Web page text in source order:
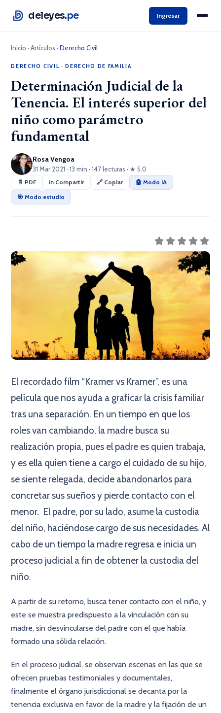
deleyes.pe Ingresar
Inicio ·Artículos ·Derecho Civil
DERECHO CIVIL ·DERECHO DE FAMILIA
Determinación Judicial de la
Tenencia. El interés superior del
niño como parámetro
fundamental
Rosa Vengoa
31 Mar 2021 · 13 min · 147 lecturas · ★ 5.0
📄 PDF in Compartir 🔗 Copiar
🤖 Modo IA
🎯 Modo estudio
El recordado film “Kramer vs Kramer”, es una
película que nos ayuda a graficar la crisis familiar
tras una separación. En un tiempo en que los
roles van cambiando, la madre busca su
realización propia, pues el padre es quien trabaja,
y es ella quien tiene a cargo el cuidado de su hijo,
se siente relegada, decide abandonarlos para
concretar sus sueños y pierde contacto con el
menor. El padre, por su lado, asume la custodia
del niño, haciéndose cargo de sus necesidades. Al
cabo de un tiempo la madre regresa e inicia un
proceso judicial a fin de obtener la custodia del
niño.
A partir de su retorno, busca tener contacto con el niño, y
este se muestra predispuesto a la vinculación con su
madre, sin desvincularse del padre con el que había
formado una sólida relación.
En el proceso judicial, se observan escenas en las que se
ofrecen pruebas testimoniales y documentales,
finalmente el órgano jurisdiccional se decanta por la
tenencia exclusiva en favor de la madre y la fijación de un